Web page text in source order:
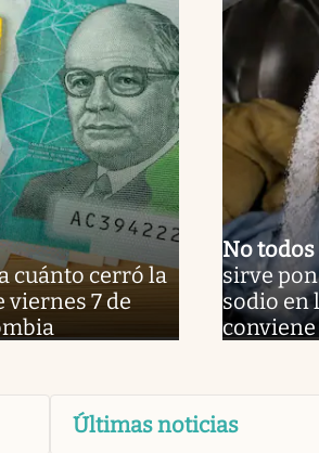
cuánto cerró la
viernes 7 de
No
sirve
sodio en
Últimas noticias